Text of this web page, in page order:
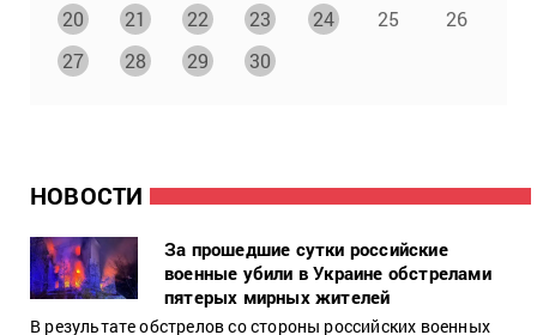
НОВОСТИ
За прошедшие сутки российские
военные убили в Украине обстрелами
пятерых мирных жителей
В результате обстрелов со стороны российских военных
20
21 22 23 24 25
26
27
28 29 30